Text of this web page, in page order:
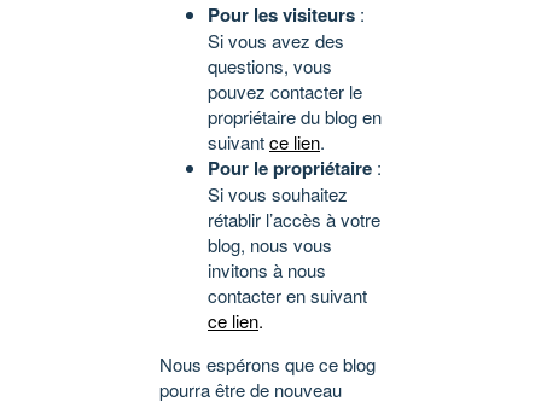
Pour les visiteurs :
Si vous avez des
questions, vous
pouvez contacter le
propriétaire du blog en
suivantce lien.
Pour le propriétaire :
Si vous souhaitez
rétablir l’accès à votre
blog, nous vous
invitons à nous
contacter en suivant
ce lien.
Nous espérons que ce blog
pourra être de nouveau